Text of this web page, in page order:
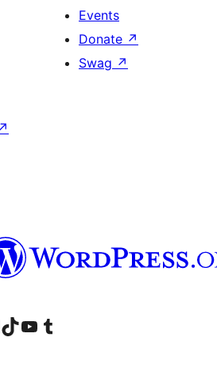
Events
Donate ↗
Swag ↗
↗
account
LinkedIn account
Visit our TikTok account
Visit our YouTube channel
Visit our Tumblr account